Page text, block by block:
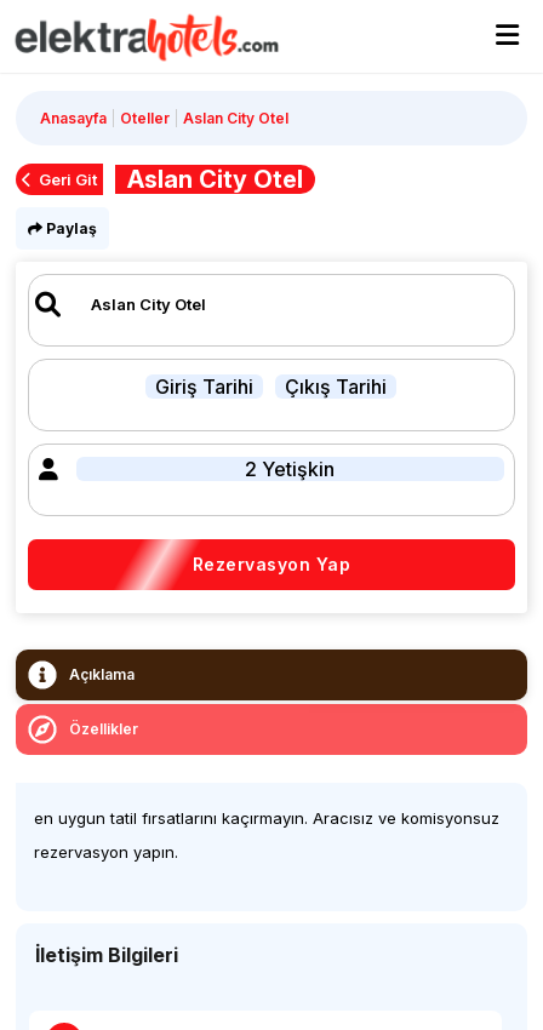
Anasayfa Oteller Aslan City Otel
Geri Git Aslan City Otel
Paylaş
Giriş Tarihi Çıkış Tarihi
2 Yetişkin
Rezervasyon Yap
Açıklama
Özellikler
en uygun tatil fırsatlarını kaçırmayın. Aracısız ve komisyonsuz
rezervasyon yapın.
İletişim Bilgileri